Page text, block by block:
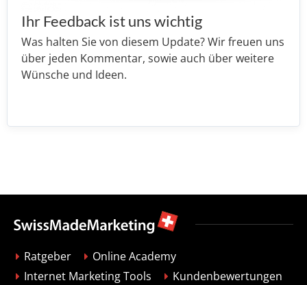
Ihr Feedback ist uns wichtig
Was halten Sie von diesem Update? Wir freuen uns
über jeden Kommentar, sowie auch über weitere
Wünsche und Ideen.
Ratgeber
Online Academy
Internet Marketing Tools
Kundenbewertungen